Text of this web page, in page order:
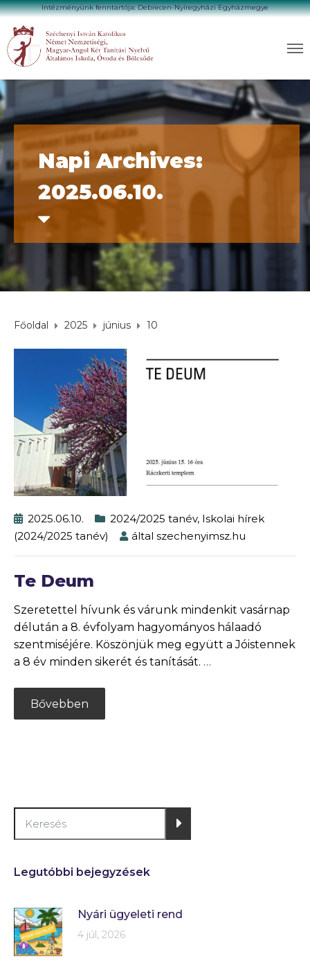
Intézményünk fenntartója: Debrecen-Nyíregyházi Egyházmegye
Napi Archives:
2025.06.10.
Főoldal 2025 június 10
2025.06.10. 2024/2025 tanév, Iskolai hírek
(2024/2025 tanév)
által szechenyimsz.hu
Te Deum
Szeretettel hívunk és várunk mindenkit vasárnap
délután a 8. évfolyam hagyományos hálaadó
szentmiséjére. Köszönjük meg együtt a Jóistennek
a 8 év minden sikerét és tanítását. …
Bővebben
Legutóbbi bejegyzések
Nyári ügyeleti rend
4 júl, 2026